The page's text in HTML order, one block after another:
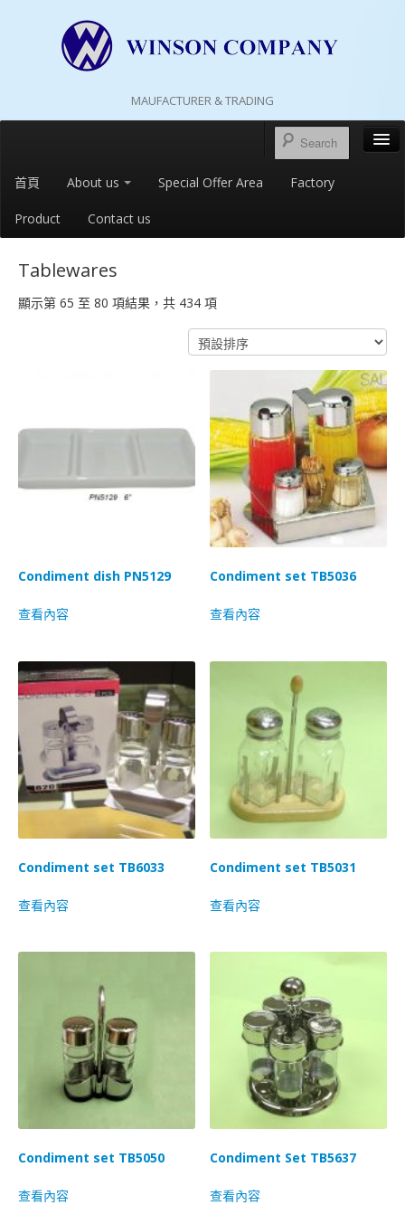
MAUFACTURER & TRADING
首頁 About us Special Offer Area Factory
Product Contact us
Tablewares
顯示第 65 至 80 項結果，共 434 項
Condiment dish PN5129
查看內容
Condiment set TB5036
查看內容
Condiment set TB6033
查看內容
Condiment set TB5031
查看內容
Condiment set TB5050
查看內容
Condiment Set TB5637
查看內容